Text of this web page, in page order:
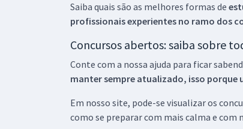
Saiba quais são as melhores formas de
profissionais experientes no ramo dos
Concursos abertos: saiba sobre
Conte com a nossa ajuda para ficar
manter sempre atualizado, isso porque
Em nosso site, pode-se visualizar os
como se preparar com mais calma e com